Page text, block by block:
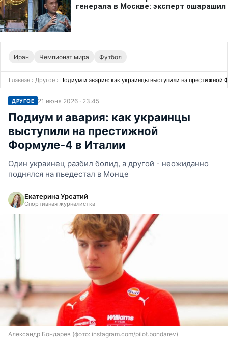
Иран Чемпионат мира Футбол
Главная › Другое › Подиум и авария: как украинцы выступили на престижной
ДРУГОЕ 21 июня 2026 · 23:45
Подиум и авария: как украинцы
выступили на престижной
Формуле-4 в Италии
Один украинец разбил болид, а другой - неожиданно
поднялся на пьедестал в Монце
Екатерина Урсатий
Спортивная журналистка
Александр Бондарев (фото: instagram.com/pilot.bondarev)